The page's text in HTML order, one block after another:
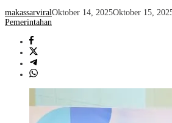
makassarviralOktober 14, 2025Oktober 15,
Pemerintahan